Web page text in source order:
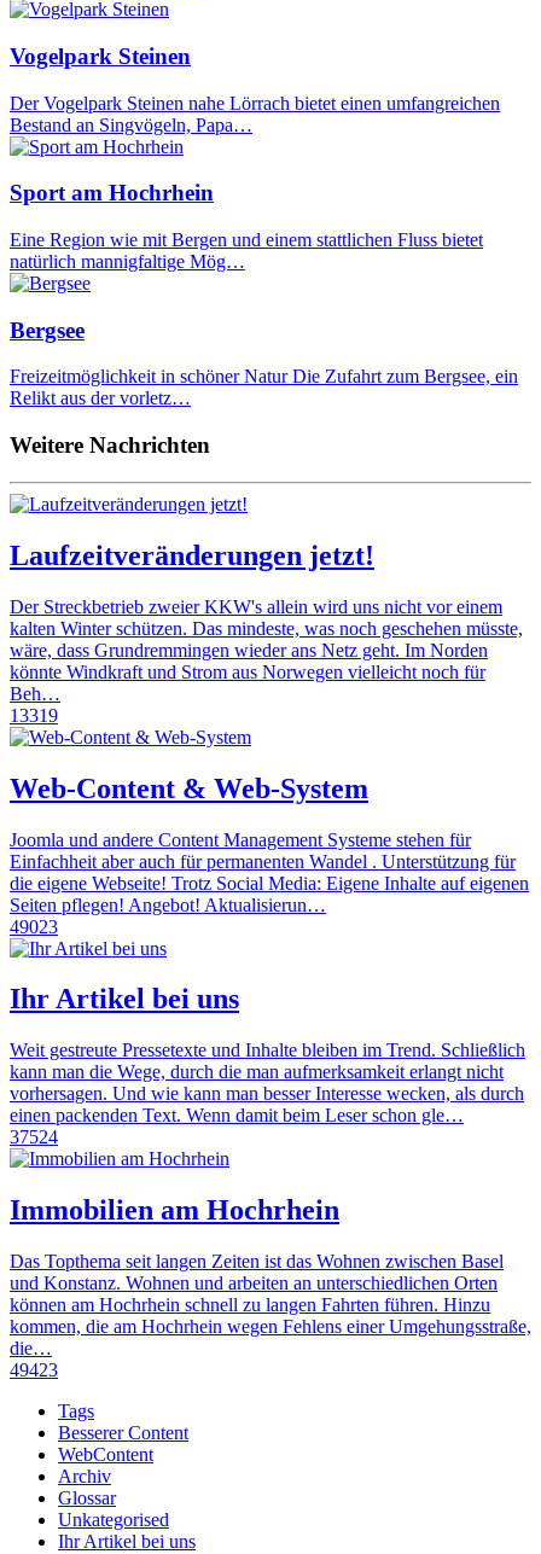
Vogelpark Steinen
Der Vogelpark Steinen nahe Lörrach bietet einen umfangreichen
Bestand an Singvögeln, Papa…
Sport am Hochrhein
Eine Region wie mit Bergen und einem stattlichen Fluss bietet
natürlich mannigfaltige Mög…
Bergsee
Freizeitmöglichkeit in schöner Natur Die Zufahrt zum Bergsee, ein
Relikt aus der vorletz…
Weitere Nachrichten
Laufzeitveränderungen jetzt!
Der Streckbetrieb zweier KKW's allein wird uns nicht vor einem
kalten Winter schützen. Das mindeste, was noch geschehen müsste,
wäre, dass Grundremmingen wieder ans Netz geht. Im Norden
könnte Windkraft und Strom aus Norwegen vielleicht noch für
Beh…
13319
Web-Content & Web-System
Joomla und andere Content Management Systeme stehen für
Einfachheit aber auch für permanenten Wandel . Unterstützung für
die eigene Webseite! Trotz Social Media: Eigene Inhalte auf eigenen
Seiten pflegen! Angebot! Aktualisierun…
49023
Ihr Artikel bei uns
Weit gestreute Pressetexte und Inhalte bleiben im Trend. Schließlich
kann man die Wege, durch die man aufmerksamkeit erlangt nicht
vorhersagen. Und wie kann man besser Interesse wecken, als durch
einen packenden Text. Wenn damit beim Leser schon gle…
37524
Immobilien am Hochrhein
Das Topthema seit langen Zeiten ist das Wohnen zwischen Basel
und Konstanz. Wohnen und arbeiten an unterschiedlichen Orten
können am Hochrhein schnell zu langen Fahrten führen. Hinzu
kommen, die am Hochrhein wegen Fehlens einer Umgehungsstraße,
die…
49423
Tags
Besserer Content
WebContent
Archiv
Glossar
Unkategorised
Ihr Artikel bei uns